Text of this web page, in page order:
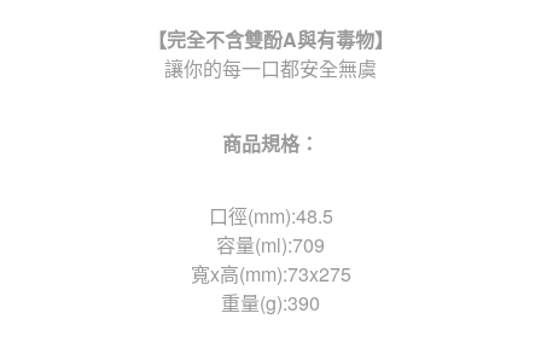
【完全不含雙酚A與有毒物】
讓你的每一口都安全無虞
商品規格：
口徑(mm):48.5
容量(ml):709
寬x高(mm):73x275
重量(g):390